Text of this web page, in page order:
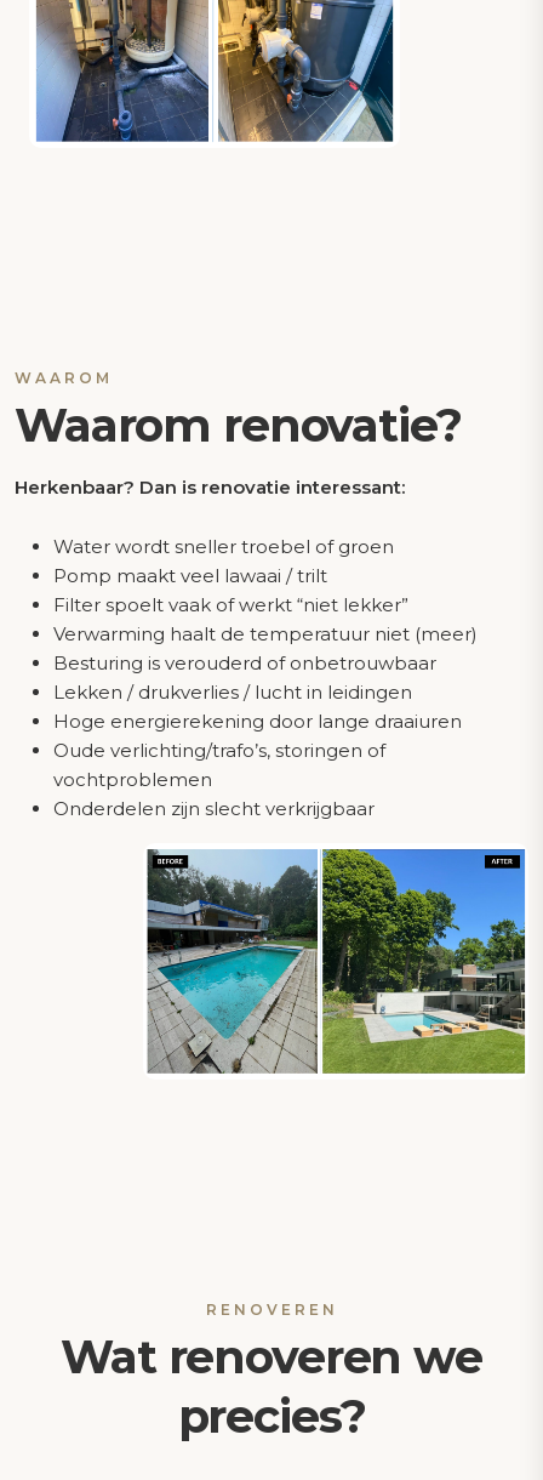
WAAROM
Waarom renovatie?
Herkenbaar? Dan is renovatie interessant:
Water wordt sneller troebel of groen
Pomp maakt veel lawaai / trilt
Filter spoelt vaak of werkt “niet lekker”
Verwarming haalt de temperatuur niet (meer)
Besturing is verouderd of onbetrouwbaar
Lekken / drukverlies / lucht in leidingen
Hoge energierekening door lange draaiuren
Oude verlichting/trafo’s, storingen of
vochtproblemen
Onderdelen zijn slecht verkrijgbaar
RENOVEREN
Wat renoveren we
precies?